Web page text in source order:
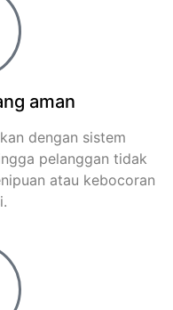
aman
dengan sistem
pelanggan tidak
atau kebocoran